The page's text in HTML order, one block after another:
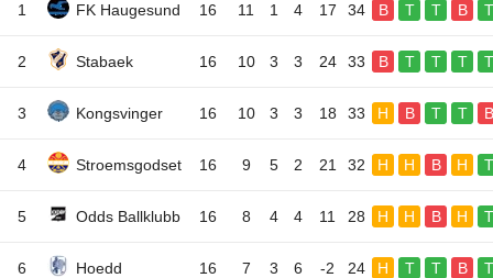
1 FK Haugesund 16 11 1 4 17 34 B T T B T
2 Stabaek 16 10 3 3 24 33 B T T T T
3 Kongsvinger 16 10 3 3 18 33 H B T T B
4 Stroemsgodset 16 9 5 2 21 32 H H B H T
5 Odds Ballklubb 16 8 4 4 11 28 H H B H T
6 Hoedd 16 7 3 6 -2 24 H T T B T